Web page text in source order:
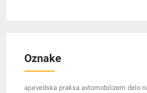
Oznake
ajurvedska praksa avtomobilizem delo